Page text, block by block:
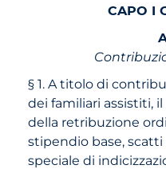
CAPO I
§ 1. A titolo di
dei familiari assistiti,
della retribuzione
stipendio base,
speciale di